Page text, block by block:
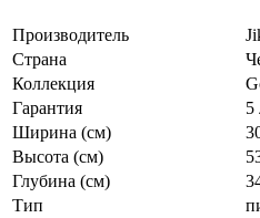
Производитель
Страна
Коллекция
Гарантия
5
Ширина (см)
Высота (см)
Глубина (см)
Тип